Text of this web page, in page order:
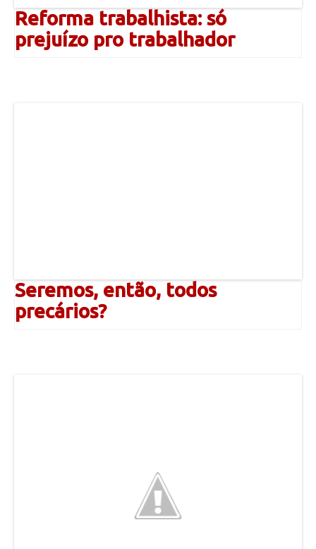
Reforma trabalhista: só
prejuízo pro trabalhador
Seremos, então, todos
precários?